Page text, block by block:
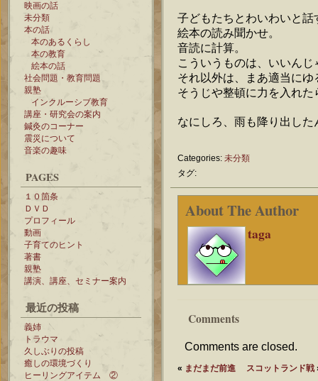
映画の話
未分類
本の話
本のあるくらし
本の教育
絵本の話
社会問題・教育問題
親塾
インクルーシブ教育
講座・研究会の案内
鍼灸のコーナー
震災について
音楽の趣味
PAGES
１０箇条
ＤＶＤ
プロフィール
動画
子育てのヒント
著書
親塾
講演、講座、セミナー案内
最近の投稿
義姉
トラウマ
久しぶりの投稿
癒しの環境づくり
ヒーリングアイテム ②
子どもたちとわいわいと
絵本の読み聞かせ。
音読に計算。
こういうものは、いいんじ
それ以外は、まあ適当にゆ
そうじや整頓に力を入れ
なにしろ、雨も降り出した
Categories: 未分類
タグ:
About The Author
taga
Comments
Comments are closed.
« まだまだ前進 スコットランド戦